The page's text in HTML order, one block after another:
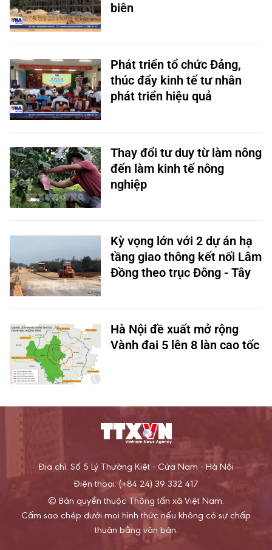
biên
Phát triển tổ chức Đảng,
thúc đẩy kinh tế tư nhân
phát triển hiệu quả
Thay đổi tư duy từ làm nông
đến làm kinh tế nông
nghiệp
Kỳ vọng lớn với 2 dự án hạ
tầng giao thông kết nối Lâm
Đồng theo trục Đông - Tây
Hà Nội đề xuất mở rộng
Vành đai 5 lên 8 làn cao tốc
Địa chỉ: Số 5 Lý Thường Kiệt - Cửa Nam - Hà Nội
Điện thoại: (+84 24) 39 332 417
© Bản quyền thuộc Thông tấn xã Việt Nam.
Cấm sao chép dưới mọi hình thức nếu không có sự chấp
thuận bằng văn bản.